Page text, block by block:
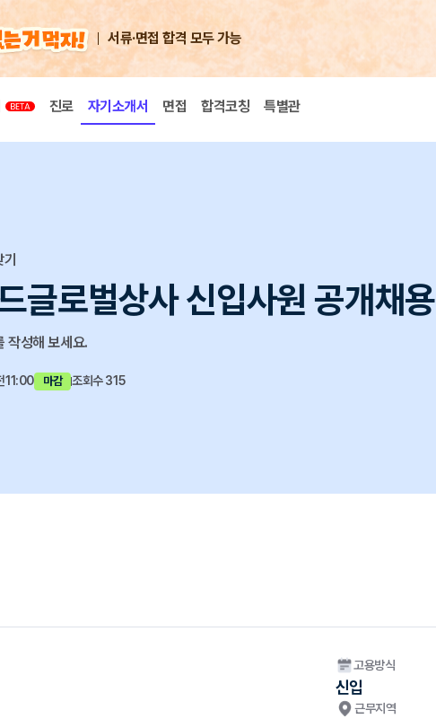
서류·면접 합격 모두 가능
진로 자기소개서 면접 합격코칭 특별관
글로벌상사 신입사원 공개채용
작성해 보세요.
11:00 마감 조회수 315
고용방식
신입
근무지역